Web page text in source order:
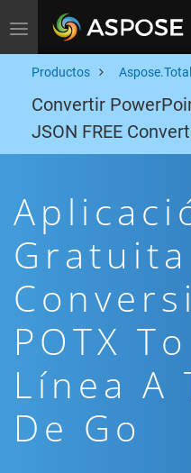
Toggle navigation
Productos Aspose.Total
Convertir
JSON FREE
Gratuita
POTX
Línea A
De Go